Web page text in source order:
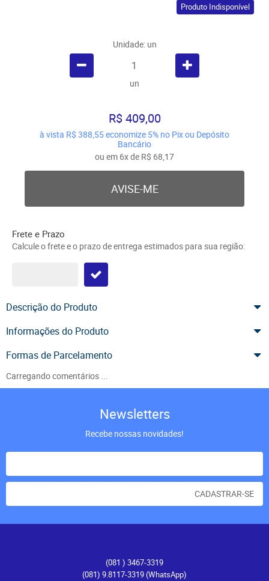
Produto Indisponível
Unidade: un
un
R$ 409,00
à vista R$ 388,55economize 5% no Pix ou Depósito
Bancário
ou em 6xde R$ 68,17
AVISE-ME
Frete e Prazo
Calcule o frete e o prazo de entrega estimados para sua região:
Descrição do Produto
Informações do Produto
Formas de Parcelamento
Carregando comentários ...
Newsletters
Recebe nossas novidades!
CADASTRAR-SE
(081 ) 3467-3319
(081) 9.8117-3319(WhatsApp)